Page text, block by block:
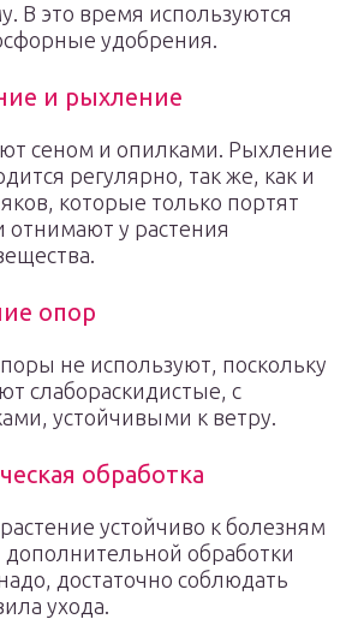
В это время используются
удобрения.
и рыхление
сеном и опилками. Рыхление
регулярно, так же, как и
которые только портят
у растения
опор
не используют, поскольку
слабораскидистые, с
устойчивыми к ветру.
обработка
устойчиво к болезням
обработки
достаточно соблюдать
ухода.